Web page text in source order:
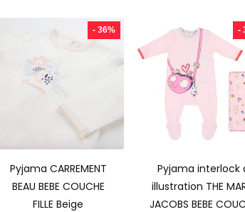
- 36%
Pyjama CARREMENT
BEAU BEBE COUCHE
FILLE Beige
-
Pyjama interlock
illustration THE
JACOBS BEBE